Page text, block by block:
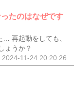
たのはなぜです
再起動をしても、
ょうか？
2024-11-24 20:20:26